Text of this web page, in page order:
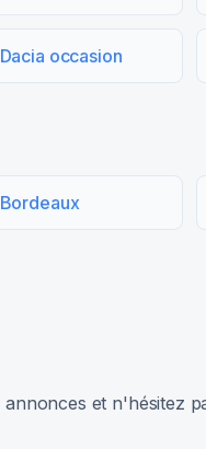
Dacia occasion
Bordeaux
et n'hésitez